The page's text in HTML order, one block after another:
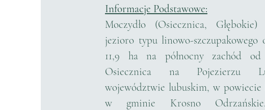
Informacje Podstawowe:
Moczydło (Osiecznica,
jezioro typu linowo-szczupakowego
11,9 ha na północny zachód od
Osiecznica na Pojezierzu
województwie lubuskim, w powiecie
w gminie Krosno Odrzańskie.